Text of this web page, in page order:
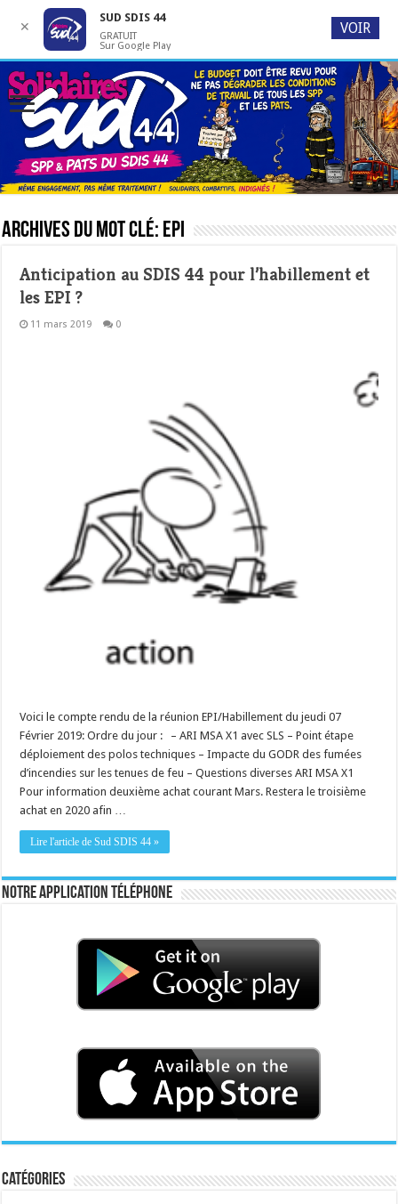
Archives du mot clé: EPI
Anticipation au SDIS 44 pour l’habillement et
les EPI ?
11 mars 2019 0
Voici le compte rendu de la réunion EPI/Habillement du jeudi 07
Février 2019: Ordre du jour : – ARI MSA X1 avec SLS – Point étape
déploiement des polos techniques – Impacte du GODR des fumées
d’incendies sur les tenues de feu – Questions diverses ARI MSA X1
Pour information deuxième achat courant Mars. Restera le troisième
achat en 2020 afin …
Lire l'article de Sud SDIS 44 »
Notre application téléphone
Catégories
✕
SUD SDIS 44
GRATUIT
Sur Google Play
VOIR